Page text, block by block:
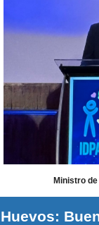
Ministro de
Huevos: